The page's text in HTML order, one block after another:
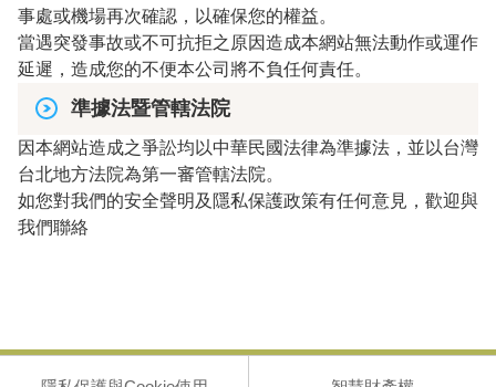
事處或機場再次確認，以確保您的權益。
當遇突發事故或不可抗拒之原因造成本網站無法動作或運作
延遲，造成您的不便本公司將不負任何責任。
準據法暨管轄法院
因本網站造成之爭訟均以中華民國法律為準據法，並以台灣
台北地方法院為第一審管轄法院。
如您對我們的安全聲明及隱私保護政策有任何意見，歡迎與
我們聯絡